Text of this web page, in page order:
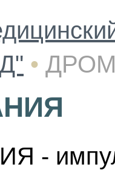
•
-